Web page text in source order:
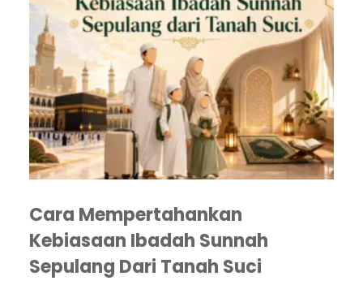
Cara Mempertahankan
Kebiasaan Ibadah Sunnah
Sepulang Dari Tanah Suci